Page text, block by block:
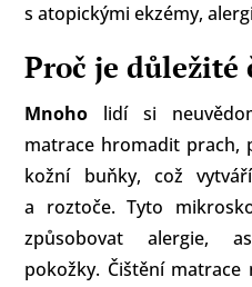
s atopickými ekzémy,
Proč je důležité
Mnoho lidí si
matrace hromadit prach,
kožní buňky, což
a roztoče. Tyto
způsobovat alergie,
pokožky. Čištění matrace